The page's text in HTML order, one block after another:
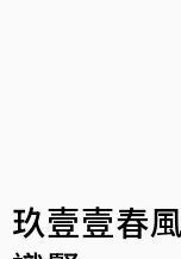
玖壹壹春